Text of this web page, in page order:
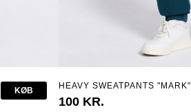
KØB HEAVY SWEATPANTS "MARK"
100 KR.